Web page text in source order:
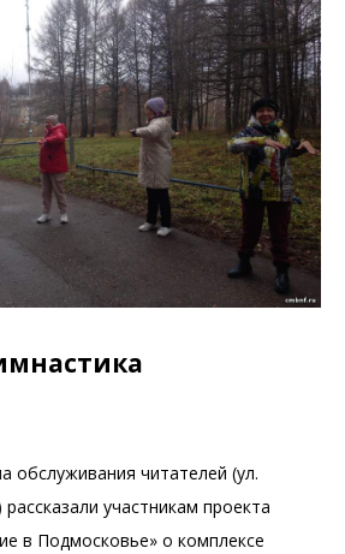
обслуживания читателей (ул.
участникам проекта
в Подмосковье» о комплексе